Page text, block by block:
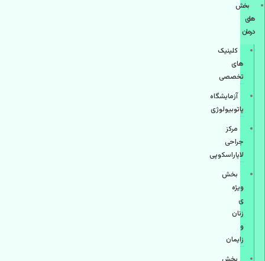
بخش
های
درمان
کلینیک
های
تخصصی
آزمایشگاه
پاتوبیولوژی
مرکز
جراحی
لاپاراسکوپی
بخش
ویژه
ی
زنان
و
زایمان